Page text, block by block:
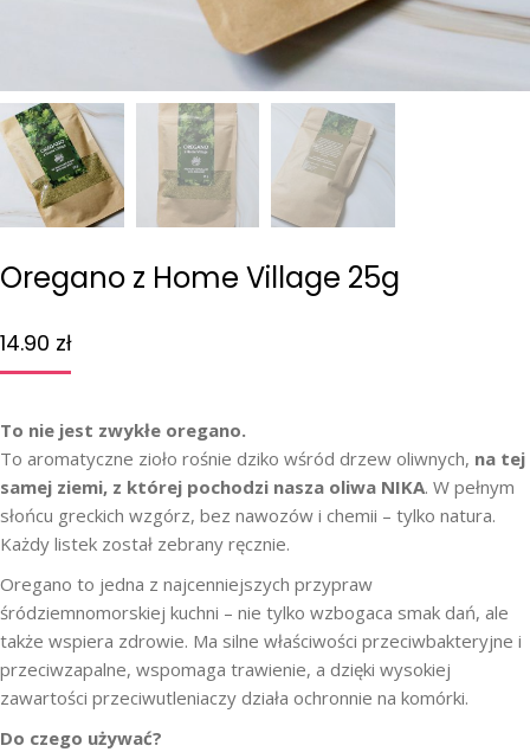
Oregano z Home Village 25g
14.90 zł
To nie jest zwykłe oregano.
To aromatyczne zioło rośnie dziko wśród drzew oliwnych, na tej
samej ziemi, z której pochodzi nasza oliwa NIKA. W pełnym
słońcu greckich wzgórz, bez nawozów i chemii – tylko natura.
Każdy listek został zebrany ręcznie.
Oregano to jedna z najcenniejszych przypraw
śródziemnomorskiej kuchni – nie tylko wzbogaca smak dań, ale
także wspiera zdrowie. Ma silne właściwości przeciwbakteryjne i
przeciwzapalne, wspomaga trawienie, a dzięki wysokiej
zawartości przeciwutleniaczy działa ochronnie na komórki.
Do czego używać?